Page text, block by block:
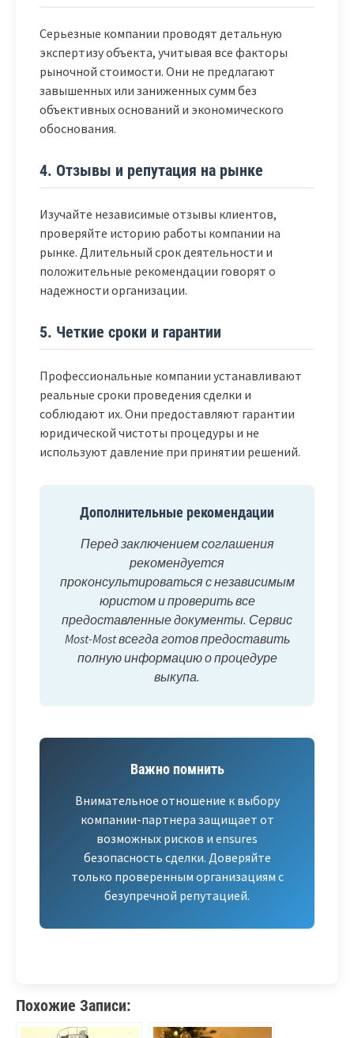
Серьезные компании проводят детальную
экспертизу объекта, учитывая все факторы
рыночной стоимости. Они не предлагают
завышенных или заниженных сумм без
объективных оснований и экономического
обоснования.
4. Отзывы и репутация на рынке
Изучайте независимые отзывы клиентов,
проверяйте историю работы компании на
рынке. Длительный срок деятельности и
положительные рекомендации говорят о
надежности организации.
5. Четкие сроки и гарантии
Профессиональные компании устанавливают
реальные сроки проведения сделки и
соблюдают их. Они предоставляют гарантии
юридической чистоты процедуры и не
используют давление при принятии решений.
Дополнительные рекомендации
Перед заключением соглашения
рекомендуется
проконсультироваться с независимым
юристом и проверить все
предоставленные документы. Сервис
Most-Most всегда готов предоставить
полную информацию о процедуре
выкупа.
Важно помнить
Внимательное отношение к выбору
компании-партнера защищает от
возможных рисков и ensures
безопасность сделки. Доверяйте
только проверенным организациям с
безупречной репутацией.
Похожие Записи: